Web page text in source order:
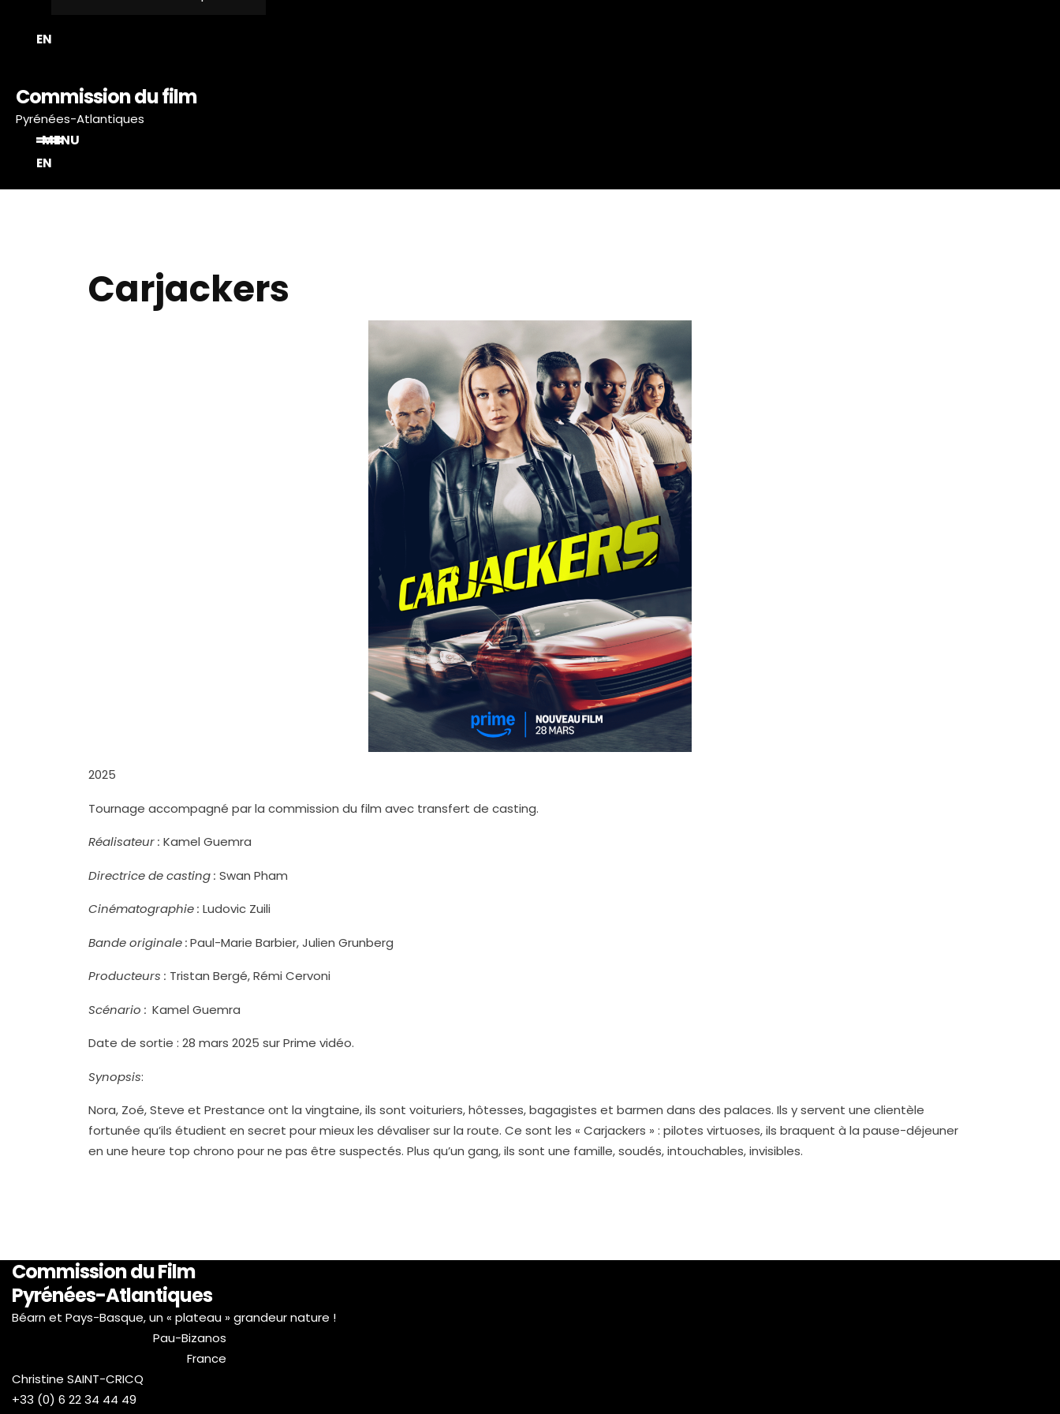
EN
Commission du film
Pyrénées-Atlantiques
MENU
EN
Carjackers
2025
Tournage accompagné par la commission du film avec transfert de casting.
Réalisateur : Kamel Guemra
Directrice de casting : Swan Pham
Cinématographie : Ludovic Zuili
Bande originale :Paul-Marie Barbier, Julien Grunberg
Producteurs : Tristan Bergé, Rémi Cervoni
Scénario : Kamel Guemra
Date de sortie : 28 mars 2025 sur Prime vidéo.
Synopsis:
Nora, Zoé, Steve et Prestance ont la vingtaine, ils sont voituriers, hôtesses, bagagistes et barmen dans des palaces. Ils y servent une clientèle
fortunée qu’ils étudient en secret pour mieux les dévaliser sur la route. Ce sont les « Carjackers » : pilotes virtuoses, ils braquent à la pause-déjeuner
en une heure top chrono pour ne pas être suspectés. Plus qu’un gang, ils sont une famille, soudés, intouchables, invisibles.
Commission du Film
Pyrénées-Atlantiques
Béarn et Pays-Basque, un « plateau » grandeur nature !
Pau-Bizanos
France
Christine SAINT-CRICQ
+33 (0) 6 22 34 44 49